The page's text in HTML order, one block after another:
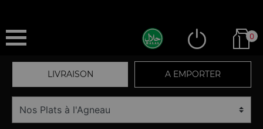
0
LIVRAISON A EMPORTER